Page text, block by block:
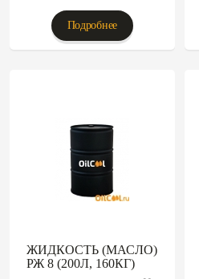
Подробнее
ЖИДКОСТЬ (МАСЛО)
РЖ 8 (200Л, 160КГ)